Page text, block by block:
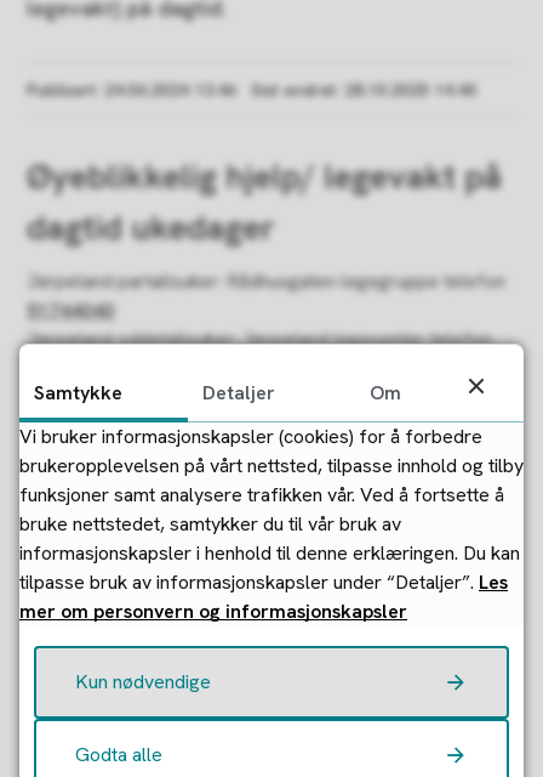
legevakt) på dagtid.
Publisert 24.06.2024 13.46 Sist endret 28.10.2025 14.40
Øyeblikkelig hjelp/ legevakt på
dagtid ukedager
Jørpeland partallsuker: Rådhusgaten legegruppe telefon
51744040
Jørpeland oddetallsuker: Jørpeland legesenter telefon
Tau legesenter telefon51744000
Har du ikke har fastlege
Har du ikke fastlege, men trenger nødvendig helsehjelp
(altså ikke legevakt) henvender du deg til Jørpeland
legesenter dersom du bor på Jørpeland. Bor du på Tau,
Samtykke Detaljer
Om
Vi bruker informasjonskapsler (cookies) for å forbedre
brukeropplevelsen på vårt nettsted, tilpasse innhold og tilby
funksjoner samt analysere trafikken vår. Ved å fortsette å
bruke nettstedet, samtykker du til vår bruk av
informasjonskapsler i henhold til denne erklæringen. Du kan
tilpasse bruk av informasjonskapsler under “Detaljer”. Les
mer om personvern og informasjonskapsler
Kun nødvendige
Godta alle